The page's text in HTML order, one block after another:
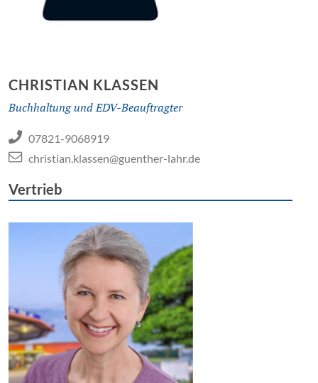
CHRISTIAN KLASSEN
Buchhaltung und EDV-Beauftragter
07821-9068919
christian.klassen@guenther-lahr.de
Vertrieb